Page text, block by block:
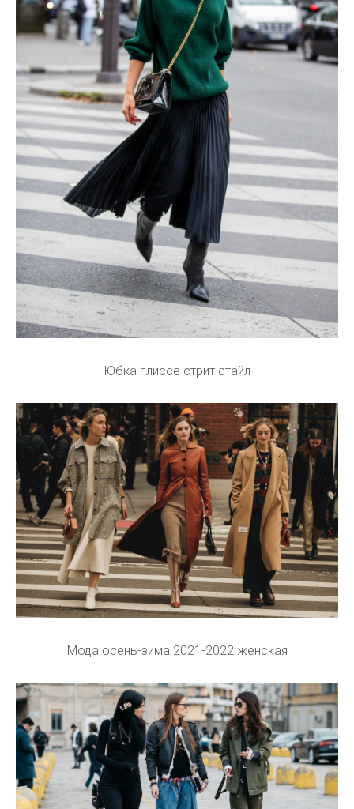
Юбка плиссе стрит стайл
Мода осень-зима 2021-2022 женская